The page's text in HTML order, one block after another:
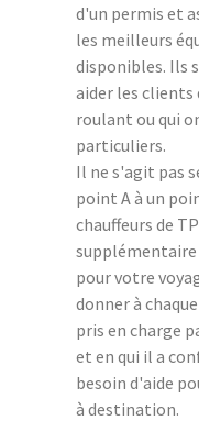
d'un permis et
les meilleurs
disponibles. Ils
aider les clients
roulant ou qui
particuliers.
Il ne s'agit pas
point A à un
chauffeurs de
pour votre
donner à
pris en charge
et en qui il a
besoin d'aide
à destination.